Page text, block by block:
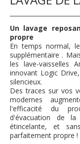
Un lavage
propre
En temps normal,
supplémentaire .
les lave-vaisselles
innovant Logic
silencieux.
Des traces sur vos
modernes
l'efficacité du
d'évacuation de
étincelante, et
parfaitement propre !